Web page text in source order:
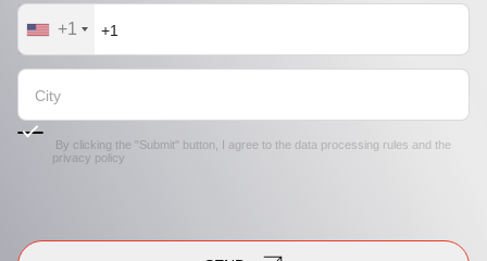
+1
By clicking the "Submit" button, I agree to the data processing rules and the
privacy policy